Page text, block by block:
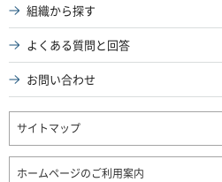
組織から探す
よくある質問と回答
お問い合わせ
サイトマップ
ホームページのご利用案内